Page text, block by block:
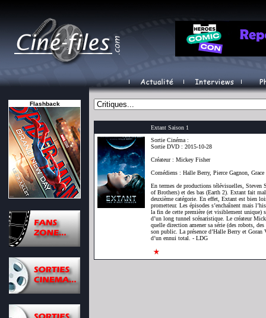
Flashback
Extant Saison 1
Sortie Cinéma :
Sortie DVD : 2015-10-28
Créateur : Mickey Fisher
Comédiens : Halle Berry, Pierce Gagnon, Grace
En termes de productions télévisuelles, Steven
of Brothers) et des bas (Earth 2). Extant fait
deuxième catégorie. En effet, Extant est bien
prometteur. Les épisodes s’enchaînent mais
la fin de cette première (et visiblement unique)
d’un long tunnel scénaristique. Le créateur
quelle direction amener sa série (des robots,
son public. La présence d’Halle Berry et Goran
d’un ennui total. - LDG